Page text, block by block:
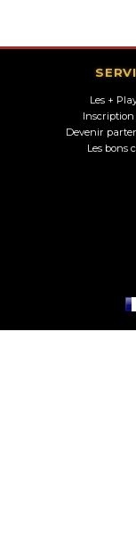
Les +
Devenir
Les bons